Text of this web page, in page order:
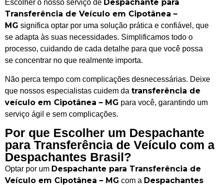
Escolher o nosso serviço de Despachante para
Transferência de Veículo em Cipotânea –
MG significa optar por uma solução prática e confiável, que
se adapta às suas necessidades. Simplificamos todo o
processo, cuidando de cada detalhe para que você possa
se concentrar no que realmente importa.
Não perca tempo com complicações desnecessárias. Deixe
que nossos especialistas cuidem da transferência de
veículo em Cipotânea – MG para você, garantindo um
serviço ágil e sem complicações.
Por que Escolher um Despachante
para Transferência de Veículo com a
Despachantes Brasil?
Optar por um Despachante para Transferência de
Veículo em Cipotânea – MG com a Despachantes